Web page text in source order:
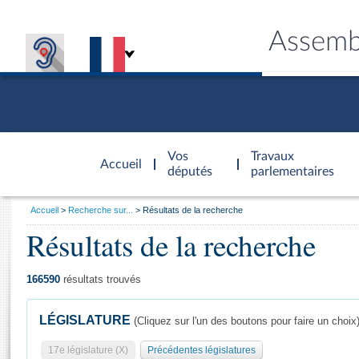
Accueil
d'accueil
Vos
députés
Travaux
parlementaires
Général
Vous
Accueil Recherche sur... Résultats de la recherche
Résultats de la recherche
166590 résultats trouvés
LÉGISLATURE (Cliquez sur l'un des boutons pour faire un choix)
17e législature (X) Précédentes législatures